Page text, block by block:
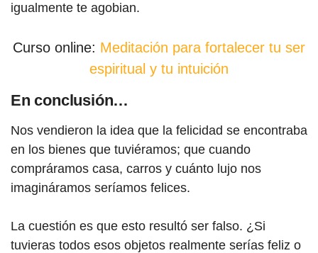
igualmente te agobian.
Curso online: Meditación para fortalecer tu ser
espiritual y tu intuición
En conclusión…
Nos vendieron la idea que la felicidad se encontraba
en los bienes que tuviéramos; que cuando
compráramos casa, carros y cuánto lujo nos
imagináramos seríamos felices.
La cuestión es que esto resultó ser falso. ¿Si
tuvieras todos esos objetos realmente serías feliz o